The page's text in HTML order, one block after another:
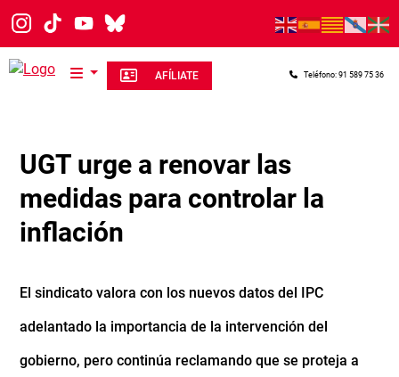
Pasar al contenido principal
AFÍLIATE Teléfono: 91 589 75 36
UGT urge a renovar las
medidas para controlar la
inflación
El sindicato valora con los nuevos datos del IPC
adelantado la importancia de la intervención del
gobierno, pero continúa reclamando que se proteja a